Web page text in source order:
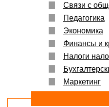
Связи с
Педагогика
Экономика
Финансы и
Налоги
Маркетинг